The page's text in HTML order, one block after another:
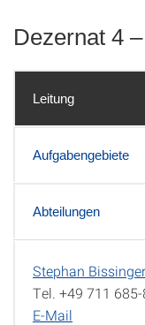
Dezernat 4
Leitung
Aufgabengebiete
Abteilungen
Leitung
Stephan Bissinger
Tel. +49 711
E-Mail